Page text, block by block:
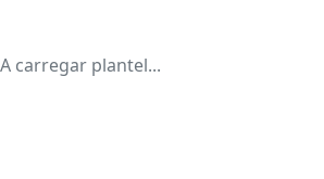
A carregar plantel...